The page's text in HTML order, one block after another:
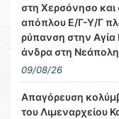
στη Χερσόνησο
απόπλου Ε/Γ-Υ/Γ
ρύπανση στην Αγία
άνδρα στη
09/08/26
Απαγόρευση
του Λιμεναρχείου